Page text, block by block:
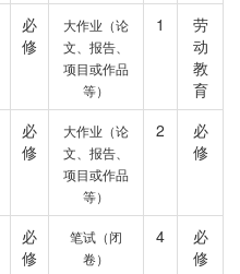
必
修
大作业（论
文、报告、
项目或作品
等）
1
劳
动
教
育
必
修
大作业（论
文、报告、
项目或作品
等）
2
必
修
必
修
笔试（闭
卷）
4
必
修